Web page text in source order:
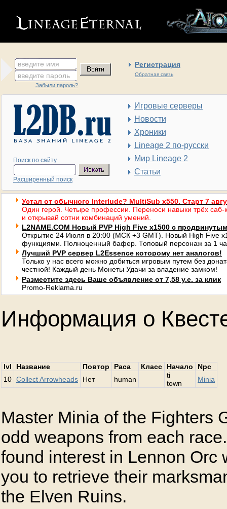
введите имя Регистрация
Обратная связь
введите пароль
Забыли пароль?
Поиск по сайту
Расширенный поиск
Игровые серверы
Новости
Хроники
Lineage 2 по-русски
Мир Lineage 2
Статьи
Устал от обычного Interlude? MultiSub x550. Старт 7
Один герой. Четыре профессии. Переноси навыки трёх саб-
и открывай сотни комбинаций умений.
L2NAME.COM Новый PVP High Five x1500 с
Открытие 24 Июля в 20:00 (МСК +3 GMT). Новый High Five
функциями. Полноценный бафер. Топовый персонаж за 1
Лучший PVP сервер L2Essence которому нет аналогов!
Только у нас всего можно добиться игровым путем без
честной! Каждый день Монеты Удачи за владение замком!
Разместите здесь Ваше объявление от 7,58 у.е. за клик
Promo-Reklama.ru
Информация о
lvl Название Повтор Раса Класс Начало
Npc
10 Collect Arrowheads Нет human
ti
town
Minia
Master Minia of the Fighters
odd weapons from each
found interest in Lennon Orc
you to retrieve their
the Elven Ruins.